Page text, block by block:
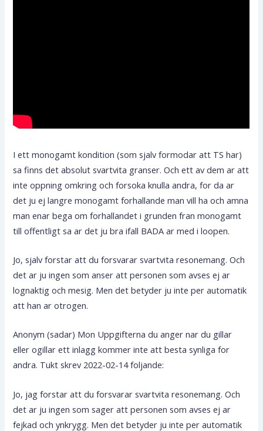
I ett monogamt kondition (som sjalv formodar att TS har)
sa finns det absolut svartvita granser. Och ett av dem ar att
inte oppning omkring och forsoka knulla andra, for da ar
det ju ej langre monogamt forhallande man vill ha och amna
man enar bega om forhallandet i grunden fran monogamt
till offentligt sa ar det ju bra ifall BADA ar med i loopen.
Jo, sjalv forstar att du forsvarar svartvita resonemang. Och
det ar ju ingen som anser att personen som avses ej ar
lognaktig och mesig. Men det betyder ju inte per automatik
att han ar otrogen.
Anonym (sadar) Mon Uppgifterna du anger nar du gillar
eller ogillar ett inlagg kommer inte att besta synliga for
andra. Tukt skrev 2022-02-14 foljande:
Jo, jag forstar att du forsvarar svartvita resonemang. Och
det ar ju ingen som sager att personen som avses ej ar
fejkad och ynkrygg. Men det betyder ju inte per automatik